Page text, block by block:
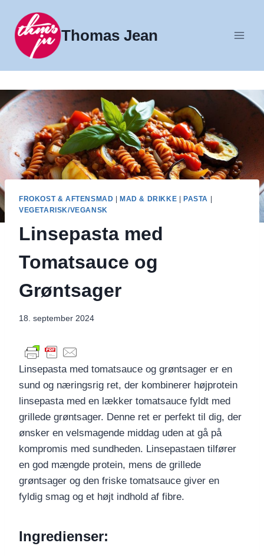
indhold
Thomas Jean
FROKOST & AFTENSMAD MAD & DRIKKE PASTA
VEGETARISK/VEGANSK
Linsepasta med
Tomatsauce og
Grøntsager
18. september 2024
Linsepasta med tomatsauce og grøntsager er en
sund og næringsrig ret, der kombinerer højprotein
linsepasta med en lækker tomatsauce fyldt med
grillede grøntsager. Denne ret er perfekt til dig, der
ønsker en velsmagende middag uden at gå på
kompromis med sundheden. Linsepastaen tilfører
en god mængde protein, mens de grillede
grøntsager og den friske tomatsauce giver en
fyldig smag og et højt indhold af fibre.
Ingredienser: